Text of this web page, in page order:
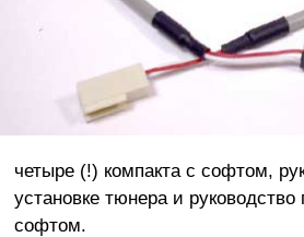
четыре (!) компакта с софтом,
установке тюнера и руководство
софтом.